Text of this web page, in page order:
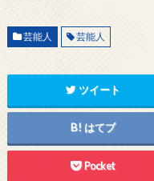
芸能人 芸能人
ツイート
はてブ
Pocket